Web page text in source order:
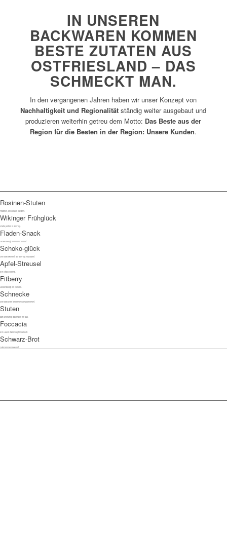
IN UNSEREN
BACKWAREN KOMMEN
BESTE ZUTATEN AUS
OSTFRIESLAND – DAS
SCHMECKT MAN.
In den vergangenen Jahren haben wir unser Konzept von
Nachhaltigkeit und Regionalität ständig weiter ausgebaut und
produzieren weiterhin getreu dem Motto: Das Beste aus der
Region für die Besten in der Region: Unsere Kunden.
Rosinen-Stuten
Tradition, die Herzen erwärmt.
Wikinger Frühglück
Starte perfekt in den Tag.
Fladen-Snack
Lecker belegt und immer beliebt.
Schoko-glück
Der süße Moment, der den Tag verzaubert.
Apfel-Streusel
Ein Stück Heimat.
Fitberry
Lecker belegt ein Genuss.
Schnecke
Der süße Dreh für deinen Genussmoment.
Stuten
Zart und fluffig, das macht ihn aus.
Foccacia
Ein Hauch Italien liegt in der Luft.
Schwarz-Brot
Dafür sind wir bekannt.